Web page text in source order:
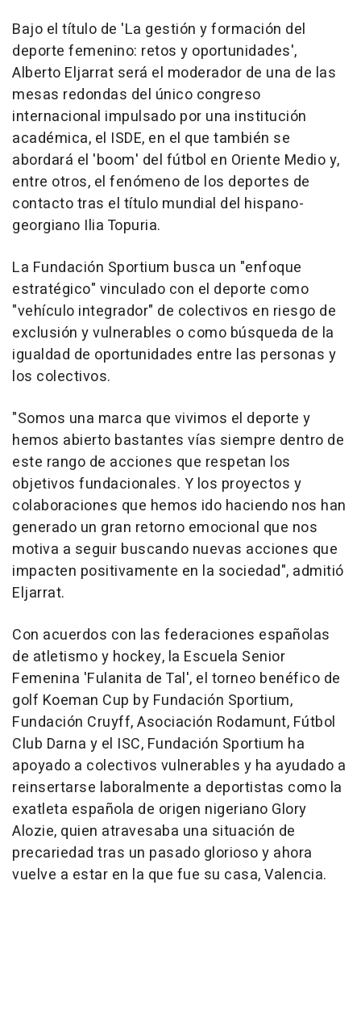
Bajo el título de 'La gestión y formación del
deporte femenino: retos y oportunidades',
Alberto Eljarrat será el moderador de una de las
mesas redondas del único congreso
internacional impulsado por una institución
académica, el ISDE, en el que también se
abordará el 'boom' del fútbol en Oriente Medio y,
entre otros, el fenómeno de los deportes de
contacto tras el título mundial del hispano-
georgiano Ilia Topuria.
La Fundación Sportium busca un "enfoque
estratégico" vinculado con el deporte como
"vehículo integrador" de colectivos en riesgo de
exclusión y vulnerables o como búsqueda de la
igualdad de oportunidades entre las personas y
los colectivos.
"Somos una marca que vivimos el deporte y
hemos abierto bastantes vías siempre dentro de
este rango de acciones que respetan los
objetivos fundacionales. Y los proyectos y
colaboraciones que hemos ido haciendo nos han
generado un gran retorno emocional que nos
motiva a seguir buscando nuevas acciones que
impacten positivamente en la sociedad", admitió
Eljarrat.
Con acuerdos con las federaciones españolas
de atletismo y hockey, la Escuela Senior
Femenina 'Fulanita de Tal', el torneo benéfico de
golf Koeman Cup by Fundación Sportium,
Fundación Cruyff, Asociación Rodamunt, Fútbol
Club Darna y el ISC, Fundación Sportium ha
apoyado a colectivos vulnerables y ha ayudado a
reinsertarse laboralmente a deportistas como la
exatleta española de origen nigeriano Glory
Alozie, quien atravesaba una situación de
precariedad tras un pasado glorioso y ahora
vuelve a estar en la que fue su casa, Valencia.